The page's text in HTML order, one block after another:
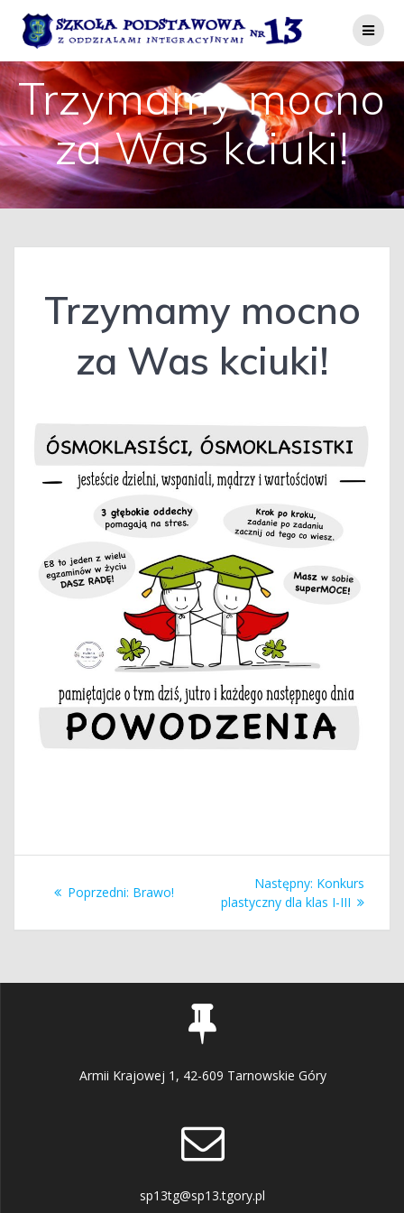
do
treści
Trzymamy mocno
za Was kciuki!
Trzymamy mocno
za Was kciuki!
wpisu
Poprzedni: Poprzedni
Brawo!
Następny: Następny
wpis:
Konkurs
plastyczny dla klas I-III
Armii Krajowej 1, 42-609 Tarnowskie Góry
sp13tg@sp13.tgory.pl